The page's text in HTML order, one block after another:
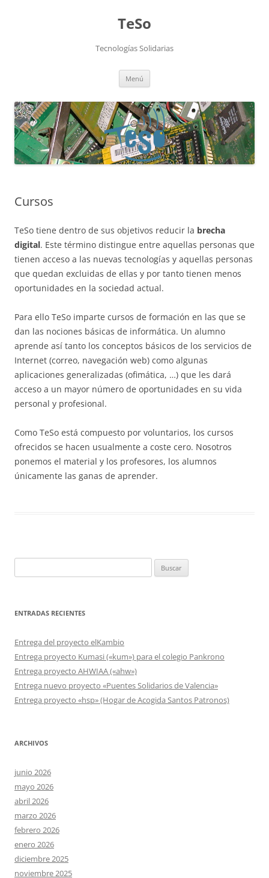
TeSo
Tecnologías Solidarias
Menú
Cursos
TeSo tiene dentro de sus objetivos reducir la brecha
digital. Este término distingue entre aquellas personas que
tienen acceso a las nuevas tecnologías y aquellas personas
que quedan excluidas de ellas y por tanto tienen menos
oportunidades en la sociedad actual.
Para ello TeSo imparte cursos de formación en las que se
dan las nociones básicas de informática. Un alumno
aprende así tanto los conceptos básicos de los servicios de
Internet (correo, navegación web) como algunas
aplicaciones generalizadas (ofimática, …) que les dará
acceso a un mayor número de oportunidades en su vida
personal y profesional.
Como TeSo está compuesto por voluntarios, los cursos
ofrecidos se hacen usualmente a coste cero. Nosotros
ponemos el material y los profesores, los alumnos
únicamente las ganas de aprender.
ENTRADAS RECIENTES
Entrega del proyecto elKambio
Entrega proyecto Kumasi («kum») para el colegio Pankrono
Entrega proyecto AHWIAA («ahw»)
Entrega nuevo proyecto «Puentes Solidarios de Valencia»
Entrega proyecto «hsp» (Hogar de Acogida Santos Patronos)
ARCHIVOS
junio 2026
mayo 2026
abril 2026
marzo 2026
febrero 2026
enero 2026
diciembre 2025
noviembre 2025